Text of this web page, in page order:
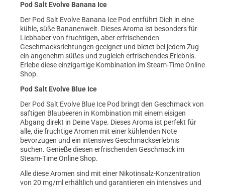
Pod Salt Evolve Banana Ice
Der Pod Salt Evolve Banana Ice Pod entführt Dich in eine
kühle, süße Bananenwelt. Dieses Aroma ist besonders für
Liebhaber von fruchtigen, aber erfrischenden
Geschmacksrichtungen geeignet und bietet bei jedem Zug
ein angenehm süßes und zugleich erfrischendes Erlebnis.
Erlebe diese einzigartige Kombination im Steam-Time Online
Shop.
Pod Salt Evolve Blue Ice
Der Pod Salt Evolve Blue Ice Pod bringt den Geschmack von
saftigen Blaubeeren in Kombination mit einem eisigen
Abgang direkt in Deine Vape. Dieses Aroma ist perfekt für
alle, die fruchtige Aromen mit einer kühlenden Note
bevorzugen und ein intensives Geschmackserlebnis
suchen. Genieße diesen erfrischenden Geschmack im
Steam-Time Online Shop.
Alle diese Aromen sind mit einer Nikotinsalz-Konzentration
von 20 mg/ml erhältlich und garantieren ein intensives und